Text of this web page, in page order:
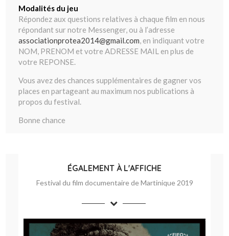
Modalités du jeu
Répondez aux questions relatives à chaque film en nous
répondant sur notre Messenger, ou à l’adresse
associationprotea2014@gmail.com, en indiquant votre
NOM, PRENOM et votre ADRESSE MAIL en plus de
votre REPONSE.
Vous avez des chances supplémentaires de gagner vos
places en partageant au maximum nos publications à
propos du festival.
Bonne chance
ÉGALEMENT À L'AFFICHE
Festival du film documentaire de Martinique 2019